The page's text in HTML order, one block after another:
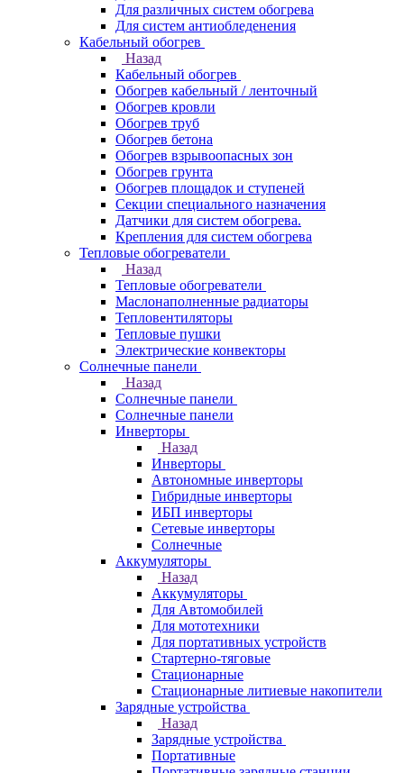
Для различных систем обогрева
Для систем антиобледенения
Кабельный обогрев
Назад
Кабельный обогрев
Обогрев кабельный / ленточный
Обогрев кровли
Обогрев труб
Обогрев бетона
Обогрев взрывоопасных зон
Обогрев грунта
Обогрев площадок и ступеней
Секции специального назначения
Датчики для систем обогрева.
Крепления для систем обогрева
Тепловые обогреватели
Назад
Тепловые обогреватели
Маслонаполненные радиаторы
Тепловентиляторы
Тепловые пушки
Электрические конвекторы
Солнечные панели
Назад
Солнечные панели
Солнечные панели
Инверторы
Назад
Инверторы
Автономные инверторы
Гибридные инверторы
ИБП инверторы
Сетевые инверторы
Солнечные
Аккумуляторы
Назад
Аккумуляторы
Для Автомобилей
Для мототехники
Для портативных устройств
Стартерно-тяговые
Стационарные
Стационарные литиевые накопители
Зарядные устройства
Назад
Зарядные устройства
Портативные